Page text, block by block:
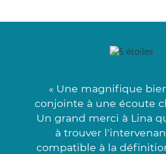
« Une magnifique
conjointe à une écoute
Un grand merci à Lina
à trouver
compatible à la